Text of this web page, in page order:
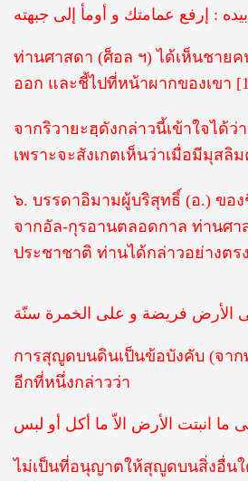
: إرفع عمامتك و أومأ إلى جبهته
ท่านศาสดา (ศ็อล ฯ) ได้เห็นชาย
ออก และชี้ไปที่หน้าผากของเขา
จากริวายะฮฺดังกล่าวนี้เข้าใจได้
เพราะจะสังเกตเห็นว่าเมื่อมีมุส
๖. บรรดาอิมามผู้บริสุทธิ์ (อ.) ขอ
จากอัล-กุรอานตลอดกาล ท่านศ
ประชาชาติ ท่านได้กล่าวอย่างตร
الأرض فريضة و على الخمرة سنّة
การสุญูดบนดินเป็นข้อบังคับ (จาก
อีกที่หนึ่งกล่าวว่า
ما انبتت الأرض الاّ ما أكل أو لبس
ไม่เป็นที่อนุญาตให้สุญูดบนสิ่งอื่นใ